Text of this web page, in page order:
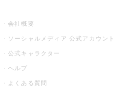
会社概要
ソーシャルメディア 公式アカウント
公式キャラクター
ヘルプ
よくある質問